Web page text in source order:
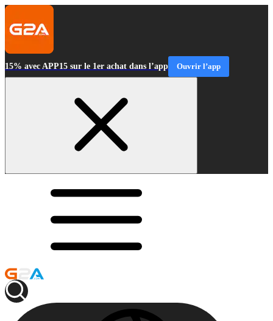
15% avec APP15 sur le 1er achat dans l’app Ouvrir l’app